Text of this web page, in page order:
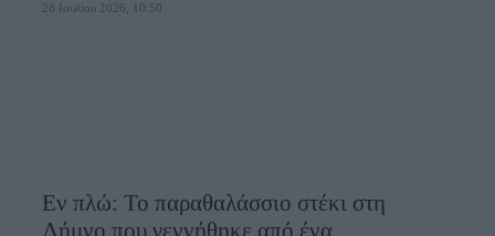
28 Ιουλίου 2026, 10:50
Εν πλώ: Το παραθαλάσσιο στέκι στη